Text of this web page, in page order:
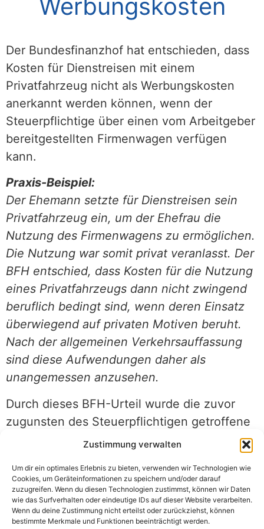
Zustimmung verwalten
Um dir ein optimales Erlebnis zu bieten, verwenden wir Technologien wie
Cookies, um Geräteinformationen zu speichern und/oder darauf
zuzugreifen. Wenn du diesen Technologien zustimmst, können wir Daten
wie das Surfverhalten oder eindeutige IDs auf dieser Website verarbeiten.
Wenn du deine Zustimmung nicht erteilst oder zurückziehst, können
bestimmte Merkmale und Funktionen beeinträchtigt werden.
Werbungskosten
Der Bundesfinanzhof hat entschieden, dass
Kosten für Dienstreisen mit einem
Privatfahrzeug nicht als Werbungskosten
anerkannt werden können, wenn der
Steuerpflichtige über einen vom Arbeitgeber
bereitgestellten Firmenwagen verfügen
kann.
Praxis-Beispiel:
Der Ehemann setzte für Dienstreisen sein
Privatfahrzeug ein, um der Ehefrau die
Nutzung des Firmenwagens zu ermöglichen.
Die Nutzung war somit privat veranlasst. Der
BFH entschied, dass Kosten für die Nutzung
eines Privatfahrzeugs dann nicht zwingend
beruflich bedingt sind, wenn deren Einsatz
überwiegend auf privaten Motiven beruht.
Nach der allgemeinen Verkehrsauffassung
sind diese Aufwendungen daher als
unangemessen anzusehen.
Durch dieses BFH-Urteil wurde die zuvor
zugunsten des Steuerpflichtigen getroffene
Entscheidung des Finanzgerichts
. Der BFH hat klargestellt, dass
Kosten, die aus der freiwilligen Entscheidung
resultieren, ein Privatfahrzeug zu nutzen,
obwohl ein Firmenwagen zur Verfügung